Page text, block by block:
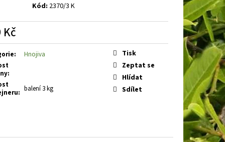
Kód: 2370/3 K
Kč
:
Hnojiva
:
: balení 3 kg
Tisk
Zeptat se
Hlídat
Sdílet